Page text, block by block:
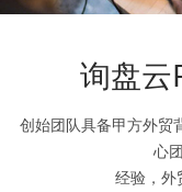
询盘云
创始团队具备甲方外贸
心
经验，外